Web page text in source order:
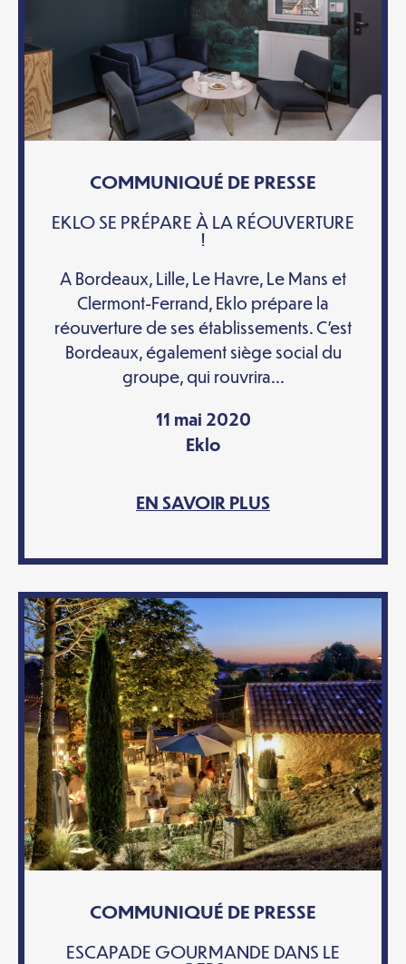
COMMUNIQUÉ DE PRESSE
EKLO SE PRÉPARE À LA RÉOUVERTURE
!
A Bordeaux, Lille, Le Havre, Le Mans et
Clermont-Ferrand, Eklo prépare la
réouverture de ses établissements. C’est
Bordeaux, également siège social du
groupe, qui rouvrira...
11 mai 2020
Eklo
EN SAVOIR PLUS
COMMUNIQUÉ DE PRESSE
ESCAPADE GOURMANDE DANS LE